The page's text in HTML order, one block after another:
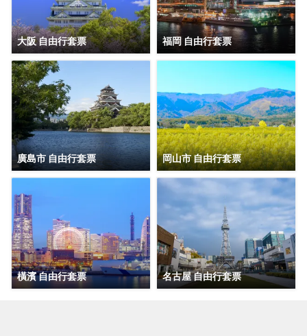
大阪 自由行套票 福岡 自由行套票
廣島市 自由行套票 岡山市 自由行套票
橫濱 自由行套票 名古屋 自由行套票